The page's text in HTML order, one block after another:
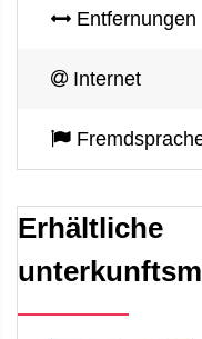
Entfernungen
Internet
Erhältliche